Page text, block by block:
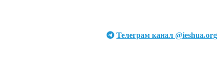
Телеграм канал @ieshua.org